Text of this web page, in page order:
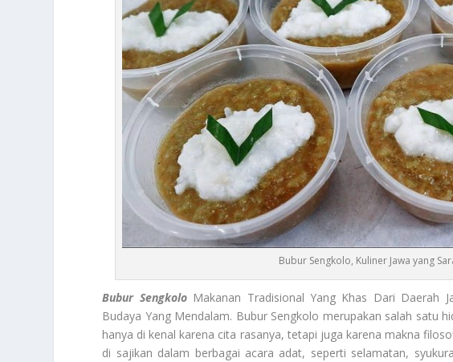
Bubur Sengkolo, Kuliner Jawa yang
Bubur SengkoloMakanan Tradisional Yang Khas Dari Daerah
Budaya Yang Mendalam. Bubur Sengkolo merupakan salah satu
hanya di kenal karena cita rasanya, tetapi juga karena makna
di sajikan dalam berbagai acara adat, seperti selamatan,